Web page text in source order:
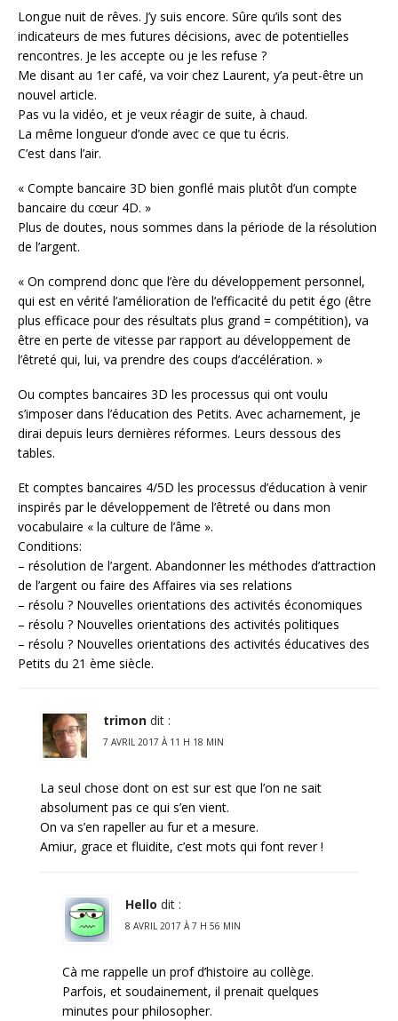
Longue nuit de rêves. J’y suis encore. Sûre qu’ils sont des
indicateurs de mes futures décisions, avec de potentielles
rencontres. Je les accepte ou je les refuse ?
Me disant au 1er café, va voir chez Laurent, y’a peut-être un
nouvel article.
Pas vu la vidéo, et je veux réagir de suite, à chaud.
La même longueur d’onde avec ce que tu écris.
C’est dans l’air.
« Compte bancaire 3D bien gonflé mais plutôt d’un compte
bancaire du cœur 4D. »
Plus de doutes, nous sommes dans la période de la résolution
de l’argent.
« On comprend donc que l’ère du développement personnel,
qui est en vérité l’amélioration de l’efficacité du petit égo (être
plus efficace pour des résultats plus grand = compétition), va
être en perte de vitesse par rapport au développement de
l’êtreté qui, lui, va prendre des coups d’accélération. »
Ou comptes bancaires 3D les processus qui ont voulu
s’imposer dans l’éducation des Petits. Avec acharnement, je
dirai depuis leurs dernières réformes. Leurs dessous des
tables.
Et comptes bancaires 4/5D les processus d’éducation à venir
inspirés par le développement de l’êtreté ou dans mon
vocabulaire « la culture de l’âme ».
Conditions:
– résolution de l’argent. Abandonner les méthodes d’attraction
de l’argent ou faire des Affaires via ses relations
– résolu ? Nouvelles orientations des activités économiques
– résolu ? Nouvelles orientations des activités politiques
– résolu ? Nouvelles orientations des activités éducatives des
Petits du 21 ème siècle.
trimon dit :
7 AVRIL 2017 À 11 H 18 MIN
La seul chose dont on est sur est que l’on ne sait
absolument pas ce qui s’en vient.
On va s’en rapeller au fur et a mesure.
Amiur, grace et fluidite, c’est mots qui font rever !
Hello dit :
8 AVRIL 2017 À 7 H 56 MIN
Cà me rappelle un prof d’histoire au collège.
Parfois, et soudainement, il prenait quelques
minutes pour philosopher.